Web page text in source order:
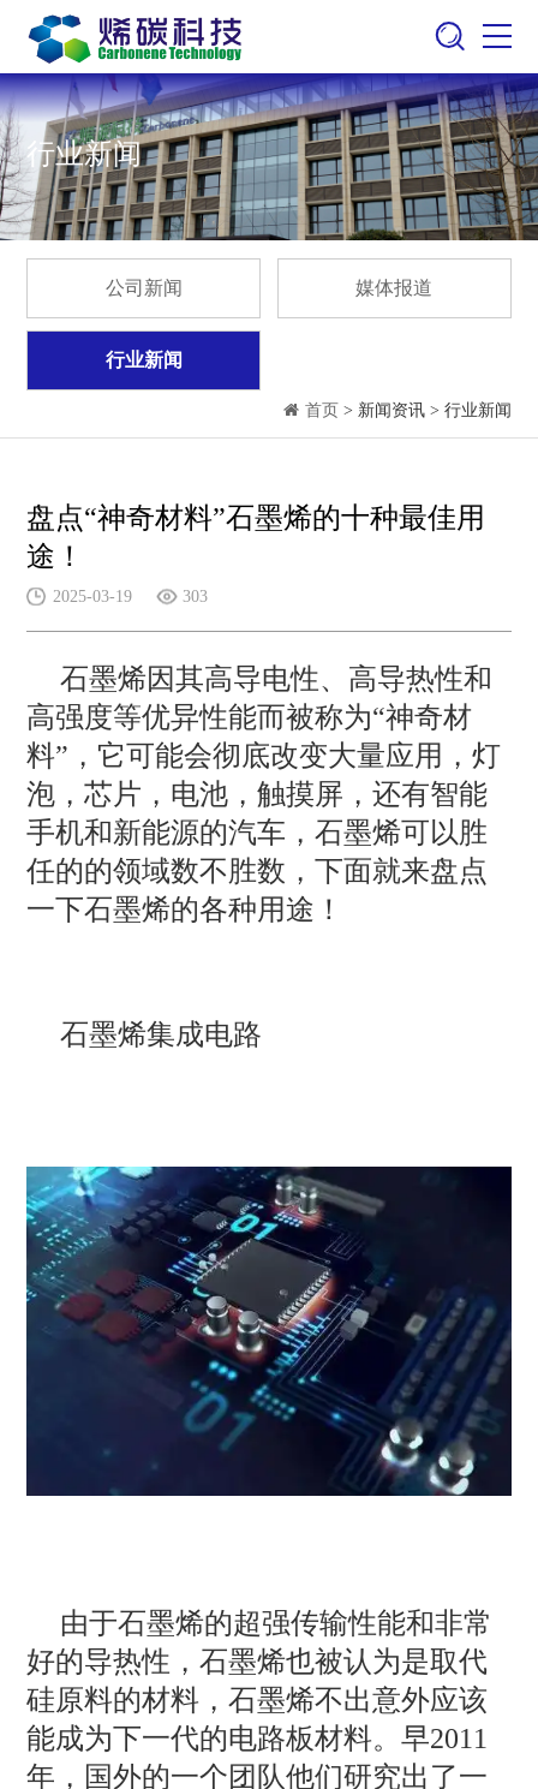
行业新闻
公司新闻 媒体报道
行业新闻
首页 > 新闻资讯 > 行业新闻
盘点“神奇材料”石墨烯的十种最佳用
途！
2025-03-19 303
石墨烯因其高导电性、高导热性和
高强度等优异性能而被称为“神奇材
料”，它可能会彻底改变大量应用，灯
泡，芯片，电池，触摸屏，还有智能
手机和新能源的汽车，石墨烯可以胜
任的的领域数不胜数，下面就来盘点
一下石墨烯的各种用途！
石墨烯集成电路
由于石墨烯的超强传输性能和非常
好的导热性，石墨烯也被认为是取代
硅原料的材料，石墨烯不出意外应该
能成为下一代的电路板材料。早2011
年，国外的一个团队他们研究出了一